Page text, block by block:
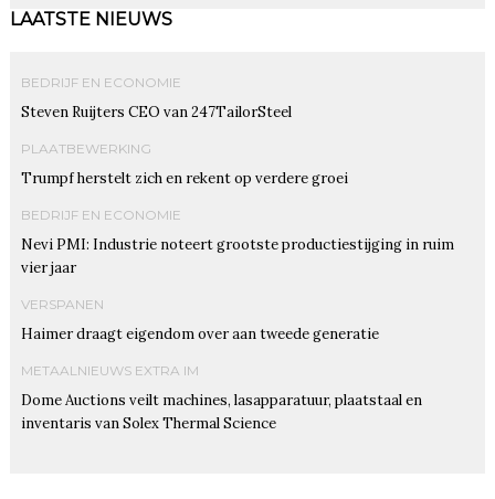
LAATSTE NIEUWS
BEDRIJF EN ECONOMIE
Steven Ruijters CEO van 247TailorSteel
PLAATBEWERKING
Trumpf herstelt zich en rekent op verdere groei
BEDRIJF EN ECONOMIE
Nevi PMI: Industrie noteert grootste productiestijging in ruim
vier jaar
VERSPANEN
Haimer draagt eigendom over aan tweede generatie
METAALNIEUWS EXTRA IM
Dome Auctions veilt machines, lasapparatuur, plaatstaal en
inventaris van Solex Thermal Science